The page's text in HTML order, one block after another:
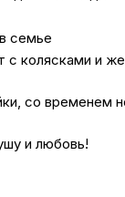
семье
с колясками и
со временем
и любовь!